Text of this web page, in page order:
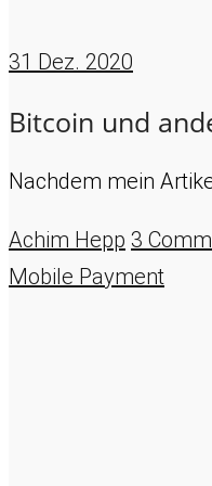
31 Dez. 2020
Bitcoin und
Nachdem mein
Achim Hepp 3
Mobile Payment